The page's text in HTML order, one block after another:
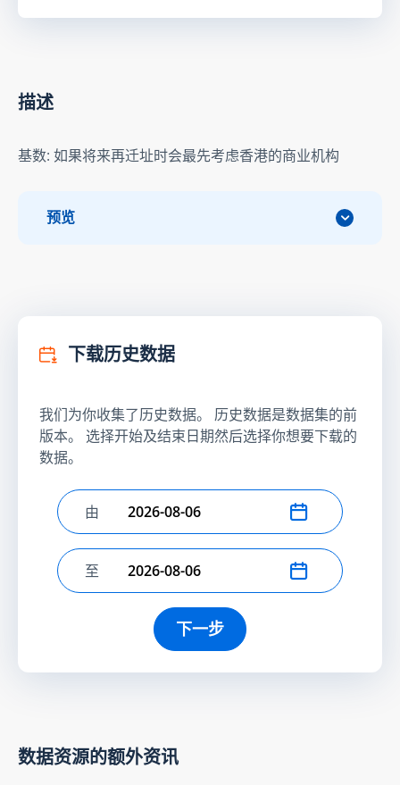
描述
基数: 如果将来再迁址时会最先考虑香港的商业机构
预览
下载历史数据
我们为你收集了历史数据。 历史数据是数据集的前
版本。 选择开始及结束日期然后选择你想要下载的
数据。
选择开始日期
由
选择结束日期
至
下一步
数据资源的额外资讯